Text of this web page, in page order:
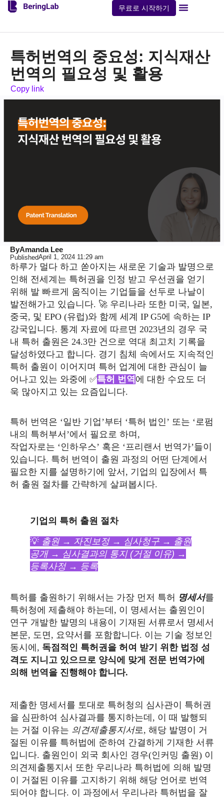
무료로 시작하기
특허번역의 중요성: 지식재산
번역의 필요성 및 활용
Copy link
ByAmanda Lee
PublishedApril 1, 2024 11:29 am
하루가 멀다 하고 쏟아지는 새로운 기술과 발명으로
인해 전세계는 특허권을 인정 받고 우선권을 얻기
위해 발 빠르게 움직이는 기업들을 선두로 나날이
발전해가고 있습니다. 🚀 우리나라 또한 미국, 일본,
중국, 및 EPO (유럽)와 함께 세계 IP G5에 속하는 IP
강국입니다. 통계 자료에 따르면 2023년의 경우 국
내 특허 출원은 24.3만 건으로 역대 최고치 기록을
달성하였다고 합니다. 경기 침체 속에서도 지속적인
특허 출원이 이어지며 특허 업계에 대한 관심이 늘
어나고 있는 와중에 ✅특허 번역 에 대한 수요도 더
욱 많아지고 있는 요즘입니다.
특허 번역은 ‘일반 기업’부터 ‘특허 법인’ 또는 ‘로펌
내의 특허부서’에서 필요로 하며,
작업자로는 ‘인하우스’ 혹은 ‘프리랜서 번역가’들이
있습니다. 특허 번역이 출원 과정의 어떤 단계에서
필요한 지를 설명하기에 앞서, 기업의 입장에서 특
허 출원 절차를 간략하게 살펴봅시다.
기업의 특허 출원 절차
💡 출원 → 자진보정 → 심사청구 → 출원
공개 → 심사결과의 통지 (거절 이유) →
등록사정 → 등록
특허를 출원하기 위해서는 가장 먼저 특허 명세서를
특허청에 제출해야 하는데, 이 명세서는 출원인이
연구 개발한 발명의 내용이 기재된 서류로서 명세서
본문, 도면, 요약서를 포함합니다. 이는 기술 정보인
동시에, 독점적인 특허권을 허여 받기 위한 법정 성
격도 지니고 있으므로 양식에 맞게 전문 번역가에
의해 번역을 진행해야 합니다.
제출한 명세서를 토대로 특허청의 심사관이 특허권
을 심판하여 심사결과를 통지하는데, 이 때 발행되
는 거절 이유는 의견제출통지서로, 해당 발명이 거
절된 이유를 특허법에 준하여 간결하게 기재한 서류
입니다. 출원인이 외국 회사인 경우(인커밍 출원) 이
의견제출통지서 또한 우리나라 특허법에 의해 발명
이 거절된 이유를 고지하기 위해 해당 언어로 번역
되어야 합니다. 이 과정에서 우리나라 특허법을 잘